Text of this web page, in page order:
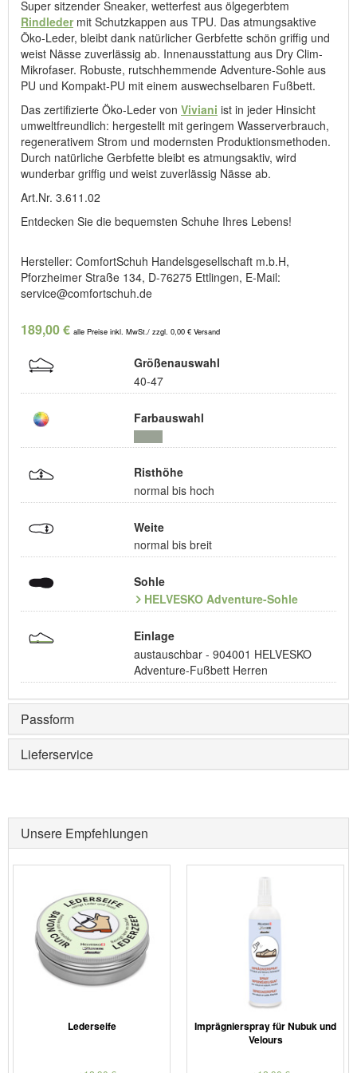
Super sitzender Sneaker, wetterfest aus ölgegerbtem
Rindledermit Schutzkappen aus TPU. Das atmungsaktive
Öko-Leder, bleibt dank natürlicher Gerbfette schön griffig und
weist Nässe zuverlässig ab. Innenausstattung aus Dry Clim-
Mikrofaser. Robuste, rutschhemmende Adventure-Sohle aus
PU und Kompakt-PU mit einem auswechselbaren Fußbett.
Das zertifizierte Öko-Leder von Viviani ist in jeder Hinsicht
umweltfreundlich: hergestellt mit geringem Wasserverbrauch,
regenerativem Strom und modernsten Produktionsmethoden.
Durch natürliche Gerbfette bleibt es atmungsaktiv, wird
wunderbar griffig und weist zuverlässig Nässe ab.
Art.Nr. 3.611.02
Entdecken Sie die bequemsten Schuhe Ihres Lebens!
Hersteller: ComfortSchuh Handelsgesellschaft m.b.H,
Pforzheimer Straße 134, D-76275 Ettlingen, E-Mail:
service@comfortschuh.de
189,00 € alle Preise inkl. MwSt./ zzgl. 0,00 € Versand
Größenauswahl
40-47
Farbauswahl
Risthöhe
normal bis hoch
Weite
normal bis breit
Sohle
HELVESKO Adventure-Sohle
Einlage
austauschbar - 904001 HELVESKO
Adventure-Fußbett Herren
Passform
Lieferservice
Unsere Empfehlungen
Lederseife
Imprägnierspray für Nubuk und
Velours